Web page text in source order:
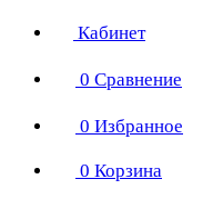
Кабинет
0 Сравнение
0 Избранное
0 Корзина